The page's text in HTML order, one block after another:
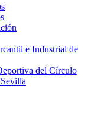
e Industrial de
del Círculo